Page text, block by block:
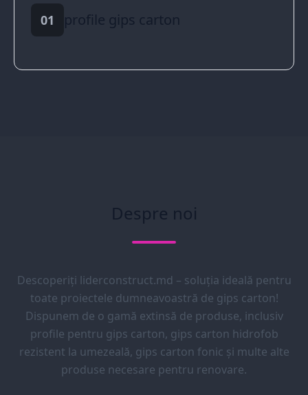
01 profile gips carton
Despre noi
Descoperiți liderconstruct.md – soluția ideală pentru
toate proiectele dumneavoastră de gips carton!
Dispunem de o gamă extinsă de produse, inclusiv
profile pentru gips carton, gips carton hidrofob
rezistent la umezeală, gips carton fonic și multe alte
produse necesare pentru renovare.